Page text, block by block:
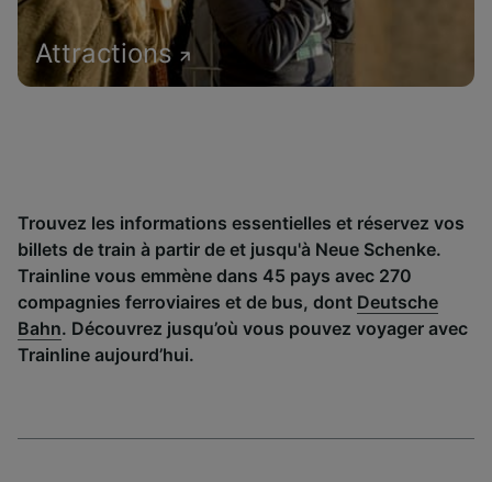
Attractions
Trouvez les informations essentielles et réservez vos
billets de train à partir de et jusqu'à Neue Schenke.
Trainline vous emmène dans 45 pays avec 270
compagnies ferroviaires et de bus, dont Deutsche
Bahn. Découvrez jusqu’où vous pouvez voyager avec
Trainline aujourd’hui.